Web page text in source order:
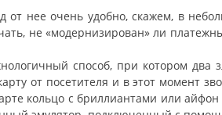
от нее очень удобно, скажем, в
не «модернизирован» ли
способ, при котором
от посетителя и в этот момент
кольцо с бриллиантами или